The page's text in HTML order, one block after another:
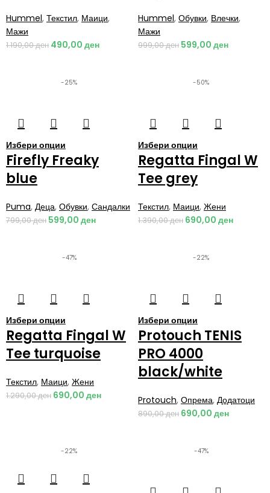
Hummel, Текстил, Маици,
Мажи
1.190,00ден 490,00 ден
Hummel, Обувки, Влечки,
Мажи
999,00ден 599,00 ден
-25%
Избери опции
Firefly Freaky
blue
Puma, Деца, Обувки, Сандалки
799,00ден 599,00 ден
-50%
Избери опции
Regatta Fingal W
Tee grey
Текстил, Маици, Жени
1.390,00ден 690,00 ден
-47%
Избери опции
Regatta Fingal W
Tee turquoise
Текстил, Маици, Жени
1.290,00ден 690,00 ден
-22%
Избери опции
Protouch TENIS
PRO 4000
black/white
Protouch, Опрема, Додатоци
890,00ден 690,00 ден
-22% -47%